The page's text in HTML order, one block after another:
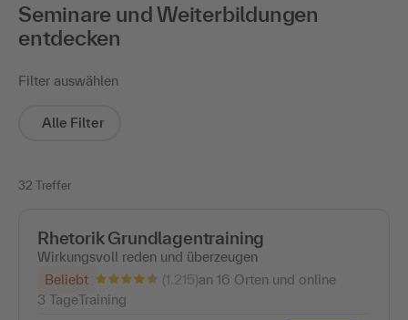
Seminare und Weiterbildungen
entdecken
Filter auswählen
Alle Filter
32 Treffer
Rhetorik Grundlagentraining
Wirkungsvoll reden und überzeugen
Beliebt
(1.215)an 16 Orten und online
3 TageTraining